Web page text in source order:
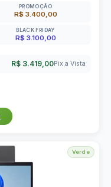
PROMOÇÃO
R$ 3.400,00
BLACK FRIDAY
R$ 3.100,00
R$ 3.419,00Pix a Vista
Verde